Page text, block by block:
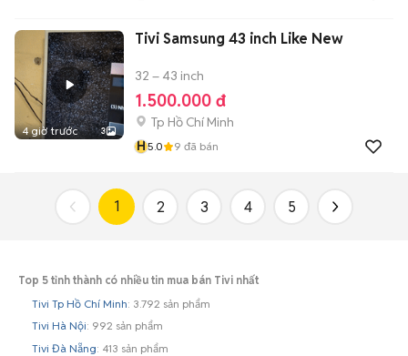
4 giờ trước 3
Tivi Samsung 43 inch Like New
32 – 43 inch
1.500.000 đ
Tp Hồ Chí Minh
H5.0 9 đã bán
1 2 3 4 5
Top 5 tỉnh thành có nhiều tin mua bán Tivi nhất
Tivi Tp Hồ Chí Minh: 3.792 sản phẩm
Tivi Hà Nội: 992 sản phẩm
Tivi Đà Nẵng: 413 sản phẩm